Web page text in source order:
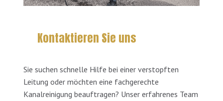
Kontaktieren Sie uns
Sie suchen schnelle Hilfe bei einer verstopften
Leitung oder möchten eine fachgerechte
Kanalreinigung beauftragen? Unser erfahrenes Team